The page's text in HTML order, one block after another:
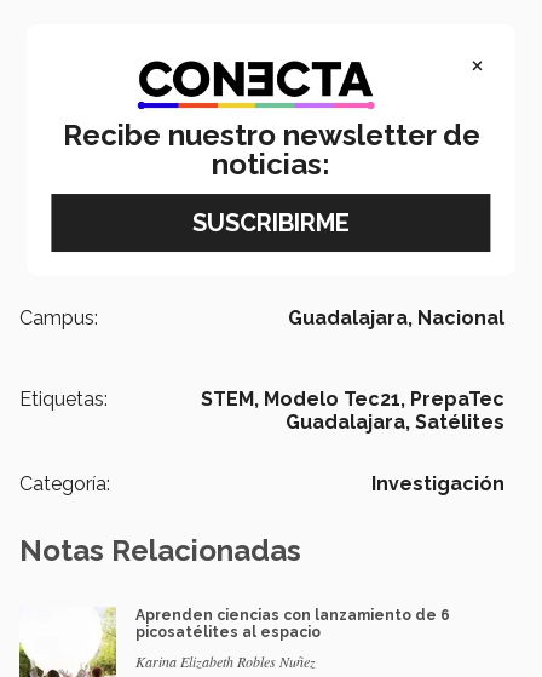
Campus: Guadalajara, Nacional
Etiquetas: STEM, Modelo Tec21, PrepaTec
Guadalajara, Satélites
Categoría: Investigación
Notas Relacionadas
Aprenden ciencias con lanzamiento de 6
picosatélites al espacio
Karina Elizabeth Robles Nuñez
×
Recibe nuestro newsletter de
noticias: